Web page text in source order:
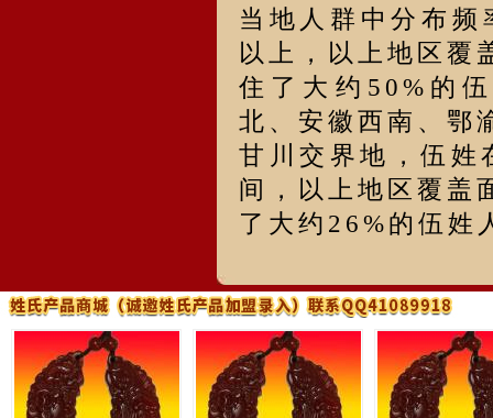
当地人群中分布
以上，以上地区覆
住了大约50%的
北、安徽西南、鄂
甘川交界地，伍
间，以上地区覆盖
了大约26%的伍姓